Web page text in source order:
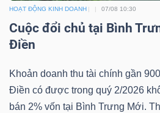
HOẠT ĐỘNG KINH DOANH 07/08 10:30
Cuộc đổi chủ tại Bình
Điền
Khoản doanh thu tài chính gần
Điền có được trong quý 2/2026
bán 2% vốn tại Bình Trưng Mới.
Truyền
tài
chính